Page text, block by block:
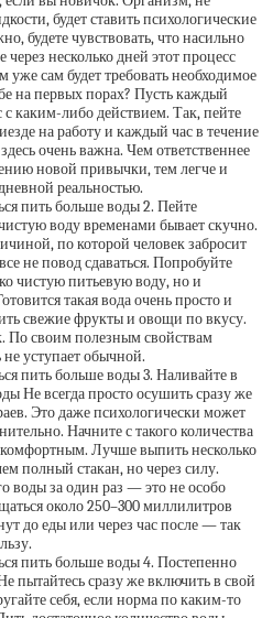
будет ставить психологические
будете чувствовать, что насильно
несколько дней этот процесс
сам будет требовать необходимое
на первых порах? Пусть каждый
с каким-либо действием. Так, пейте
на работу и каждый час в течение
очень важна. Чем ответственнее
новой привычки, тем легче и
реальностью.
2. Пейте
воду временами бывает скучно.
по которой человек забросит
не повод сдаваться. Попробуйте
чистую питьевую воду, но и
такая вода очень просто и
свежие фрукты и овощи по вкусу.
По своим полезным свойствам
уступает обычной.
3. Наливайте в
Не всегда просто осушить сразу же
Это даже психологически может
Начните с такого количества
комфортным. Лучше выпить несколько
полный стакан, но через силу.
воды за один раз — это не особо
около 250–300 миллилитров
до еды или через час после — так
4. Постепенно
пытайтесь сразу же включить в свой
себя, если норма по каким-то